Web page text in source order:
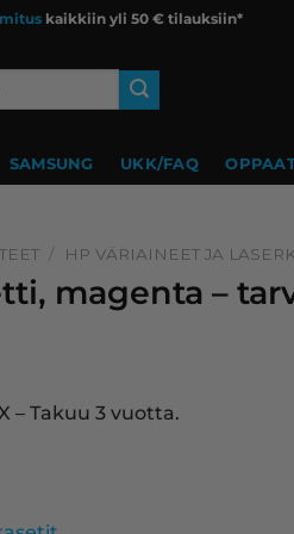
kaikkiin yli 50 € tilauksiin*
SAMSUNG UKK/FAQ
/ HP VÄRIAINEET JA
magenta –
– Takuu 3 vuotta.